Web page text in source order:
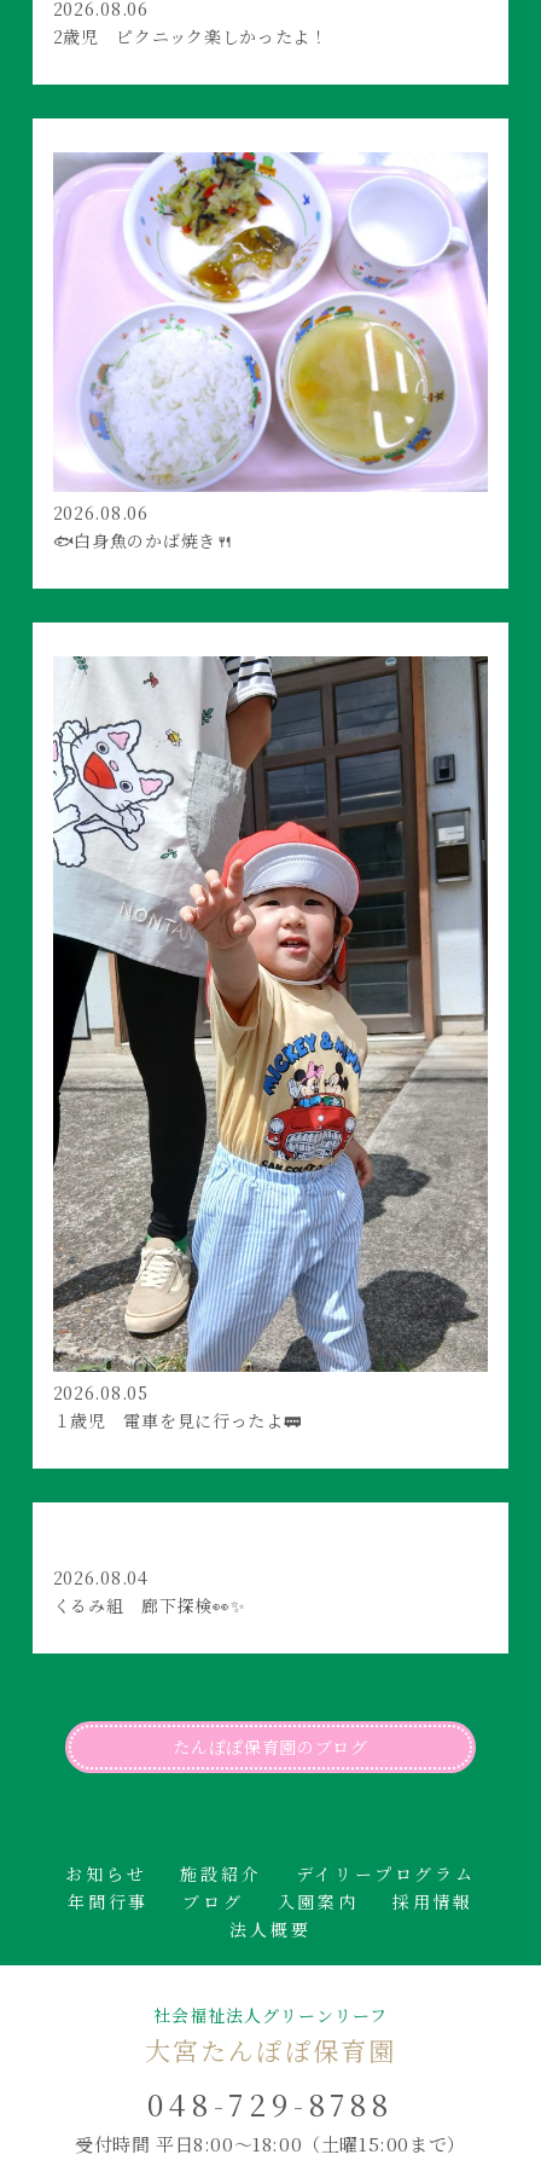
2026.08.06
2歳児 ピクニック楽しかったよ！
2026.08.06
🐟白身魚のかば焼き🍴
2026.08.05
１歳児 電車を見に行ったよ🚃
2026.08.04
くるみ組 廊下探検👀✨
たんぽぽ保育園のブログ
お知らせ 施設紹介
デイリープログラム
年間行事
ブログ 入園案内
採用情報
法人概要
社会福祉法人グリーンリーフ
大宮たんぽぽ保育園
048-729-8788
受付時間 平日8:00～18:00 （土曜15:00まで）